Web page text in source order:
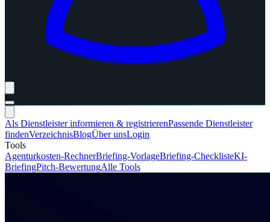
Als Dienstleister informieren & registrierenPassende Dienstleister
findenVerzeichnisBlogÜber unsLogin
Tools
Agenturkosten-RechnerBriefing-VorlageBriefing-ChecklisteKI-
BriefingPitch-BewertungAlle Tools